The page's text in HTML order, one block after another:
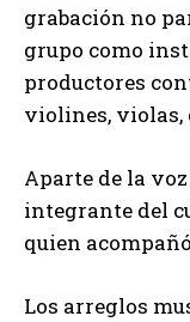
grabación no
grupo como
productores
violines, violas,
Aparte de la
integrante del
quien
Los arreglos